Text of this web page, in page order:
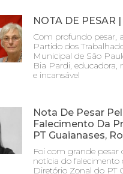
NOTA DE PESAR
Com profundo pesar,
Partido dos
Municipal de São
Bia Pardi, educadora,
e incansável
Nota De Pesar
Falecimento Da
PT Guaianases,
Foi com grande pesar
notícia do falecimento
Diretório Zonal do PT